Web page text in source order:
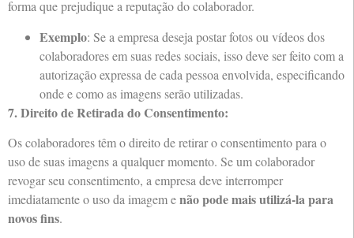
forma que prejudique a reputação do colaborador.
Exemplo: Se a empresa deseja postar fotos ou vídeos dos
colaboradores em suas redes sociais, isso deve ser feito com a
autorização expressa de cada pessoa envolvida, especificando
onde e como as imagens serão utilizadas.
7. Direito de Retirada do Consentimento:
Os colaboradores têm o direito de retirar o consentimento para o
uso de suas imagens a qualquer momento. Se um colaborador
revogar seu consentimento, a empresa deve interromper
imediatamente o uso da imagem enão pode mais utilizá-la para
novos fins.